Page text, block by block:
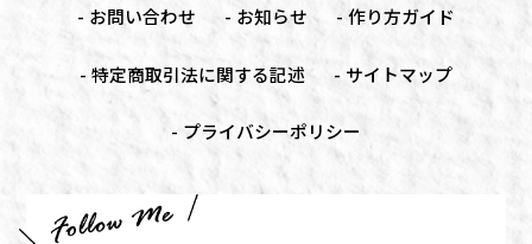
お問い合わせ お知らせ 作り方ガイド
特定商取引法に関する記述 サイトマップ
プライバシーポリシー